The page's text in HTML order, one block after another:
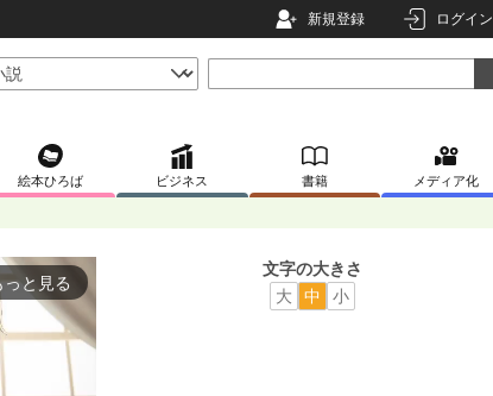
新規登録 ログイン
絵本ひろば ビジネス 書籍 メディア化
っと見る
文字の大きさ
大
中 小